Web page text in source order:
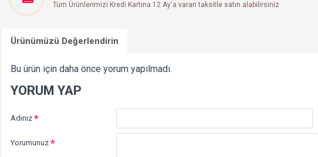
Tüm Ürünlerimizi Kredi Kartına 12 Ay'a varan taksitle satın alabilirsiniz
Ürünümüzü Değerlendirin
Bu ürün için daha önce yorum yapılmadı.
YORUM YAP
Adınız
Yorumunuz